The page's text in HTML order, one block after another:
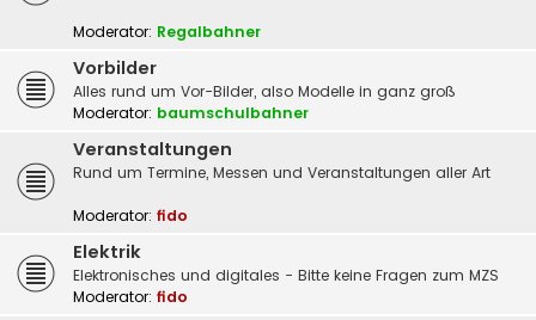
Moderator: Regalbahner
Vorbilder
Alles rund um Vor-Bilder, also Modelle in ganz groß
Moderator: baumschulbahner
Veranstaltungen
Rund um Termine, Messen und Veranstaltungen aller Art
Moderator: fido
Elektrik
Elektronisches und digitales - Bitte keine Fragen zum MZS
Moderator: fido